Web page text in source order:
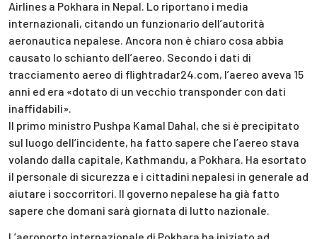
Airlines a Pokhara in Nepal. Lo riportano i media
internazionali, citando un funzionario dell’autorità
aeronautica nepalese. Ancora non è chiaro cosa abbia
causato lo schianto dell’aereo. Secondo i dati di
tracciamento aereo di flightradar24.com, l’aereo aveva 15
anni ed era «dotato di un vecchio transponder con dati
inaffidabili».
Il primo ministro Pushpa Kamal Dahal, che si è precipitato
sul luogo dell’incidente, ha fatto sapere che l’aereo stava
volando dalla capitale, Kathmandu, a Pokhara. Ha esortato
il personale di sicurezza e i cittadini nepalesi in generale ad
aiutare i soccorritori. Il governo nepalese ha già fatto
sapere che domani sarà giornata di lutto nazionale.